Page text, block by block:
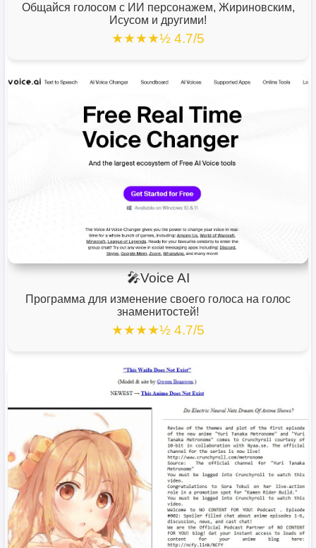
Общайся голосом с ИИ персонажем, Жириновским,
Исусом и другими!
★★★★½ 4.7/5
🎤Voice AI
Программа для изменение своего голоса на голос
знаменитостей!
★★★★½ 4.7/5